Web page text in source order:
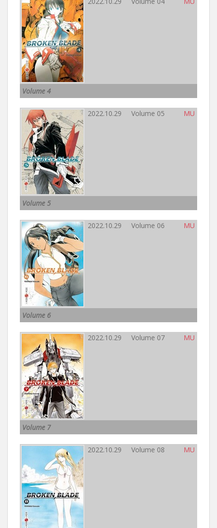
Volume 4
2022.10.29 Volume 05 MU
Volume 5
2022.10.29 Volume 06 MU
Volume 6
2022.10.29 Volume 07 MU
Volume 7
2022.10.29 Volume 08 MU